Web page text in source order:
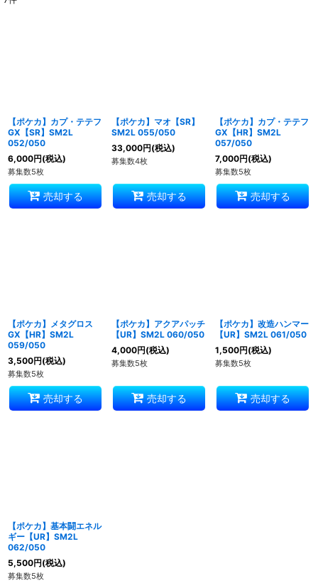
【ポケカ】カプ・テテフ
GX【SR】SM2L
052/050
6,000円(税込)
募集数5枚
売却する
【ポケカ】マオ【SR】
SM2L 055/050
33,000円(税込)
募集数4枚
売却する
【ポケカ】カプ・テテフ
GX【HR】SM2L
057/050
7,000円(税込)
募集数5枚
売却する
【ポケカ】メタグロス
GX【HR】SM2L
059/050
3,500円(税込)
募集数5枚
売却する
【ポケカ】アクアパッチ
【UR】SM2L 060/050
4,000円(税込)
募集数5枚
売却する
【ポケカ】改造ハンマー
【UR】SM2L 061/050
1,500円(税込)
募集数5枚
売却する
【ポケカ】基本闘エネル
ギー【UR】SM2L
062/050
5,500円(税込)
募集数5枚